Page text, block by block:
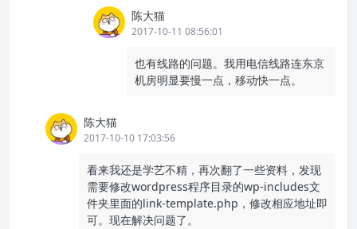
陈大猫
2017-10-11 08:56:01
也有线路的问题。我用电信线路连东京
机房明显要慢一点，移动快一点。
陈大猫
2017-10-10 17:03:56
看来我还是学艺不精，再次翻了一些资料，发现
需要修改wordpress程序目录的wp-includes文
件夹里面的link-template.php，修改相应地址即
可。现在解决问题了。